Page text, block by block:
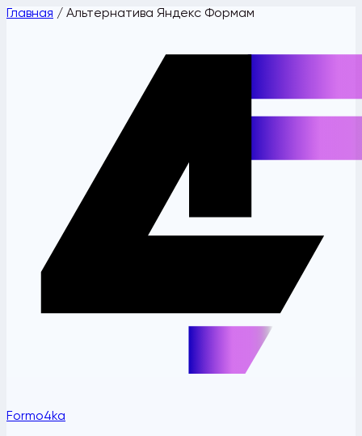
Главная / Альтернатива Яндекс Формам
Formo4ka